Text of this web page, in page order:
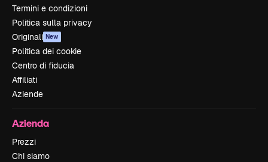
Termini e condizioni
Politica sulla privacy
Originali New
Politica dei cookie
Centro di fiducia
Affiliati
Aziende
Azienda
Prezzi
Chi siamo